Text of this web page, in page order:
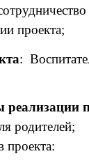
проекта;
:
родителей;
проекта: